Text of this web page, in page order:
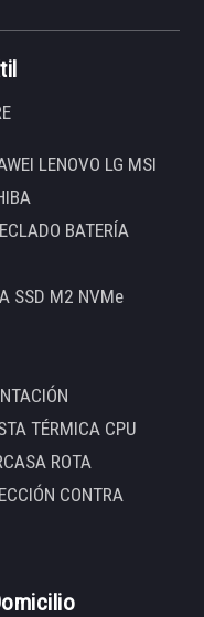
LENOVO LG MSI
BATERÍA
SSD M2 NVMe
TÉRMICA CPU
ROTA
CONTRA